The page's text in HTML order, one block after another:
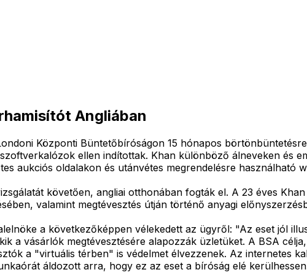
Angliában
Központi Büntetőbíróságon 15 hónapos
ellen indítottak. Khan különböző álneveken és
aukciós oldalakon és utánvétes megrendelésre használható
követően, angliai otthonában fogták el. A 23 éves
valamint megtévesztés útján történő anyagi
a következőképpen vélekedett az ügyről: "Az eset jól
a vásárlók megtévesztésére alapozzák üzletüket. A BSA
a "virtuális térben" is védelmet élvezzenek. Az internetes
áldozott arra, hogy ez az eset a bíróság elé